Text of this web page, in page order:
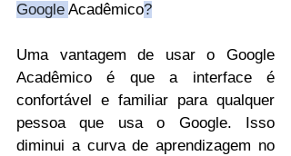
Google Acadêmico?
Uma vantagem de usar o Google
Acadêmico é que a interface é
confortável e familiar para qualquer
pessoa que usa o Google. Isso
diminui a curva de aprendizagem no